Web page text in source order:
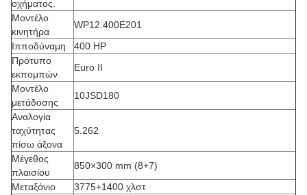
οχήματος.
Μοντέλο
κινητήρα
WP12.400E201
Ιπποδύναμη
400 HP
Πρότυπο
εκπομπών
Euro II
Μοντέλο
μετάδοσης
10JSD180
Αναλογία
ταχύτητας
πίσω άξονα
5.262
Μέγεθος
πλαισίου
850×300 mm (8+7)
Μεταξόνιο
3775+1400 χλστ